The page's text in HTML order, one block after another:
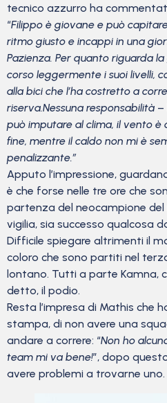
tecnico azzurro ha
“Filippo è giovane e può
ritmo giusto e incappi in una
Pazienza. Per quanto riguarda
corso leggermente i suoi livelli,
alla bici che l’ha costretto a
riserva.Nessuna responsabilità –
può imputare al clima, il vento
fine, mentre il caldo non mi è
penalizzante.”
Apputo l’impressione,
è che forse nelle tre ore che
partenza del neocampione
vigilia, sia successo qualcosa
Difficile spiegare altrimenti il
coloro che sono partiti nel
lontano. Tutti a parte Kamna,
detto, il podio.
Resta l’impresa di Mathis che
stampa, di non avere una
andare a correre: “Non ho
team mi va bene!”, dopo
avere problemi a trovarne uno.